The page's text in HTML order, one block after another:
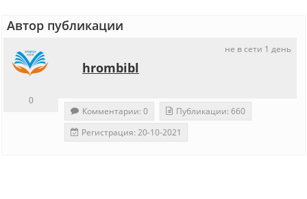
Автор публикации
не в сети 1 день
hrombibl
0
Комментарии: 0
Публикации: 660
Регистрация: 20-10-2021